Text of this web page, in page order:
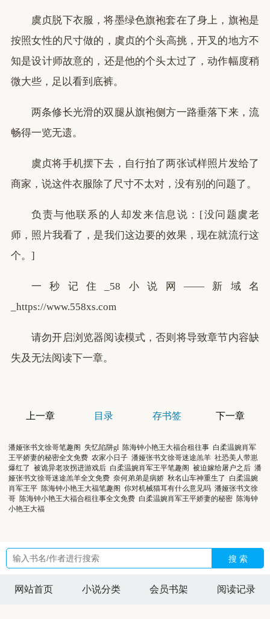
虞贞脱下衣服，将墨绿色旗袍套在了身上，旗袍是
按照女性的尺寸做的，虞贞的个头高挑，开叉的地方不
知是设计师故意的，还是他的个头太过了，动作幅度稍
微大些，足以看到底裤。
两条修长光滑的双腿从旗袍侧方一路垂落下来，流
畅得一览无遗。
虞贞将手机摆下去，自行拍了两张试样照片发给了
商家，说这件衣服除了尺寸不太对，没有别的问题了。
负责与他联系的人却发来信息说：[没问题虞老
师，照片我看了，是我们这边要的效果，现在就流行这
个。]
一秒记住_58小说网——新域名
_https://www.558xs.com
请勿开启浏览器阅读模式，否则将导致章节内容缺
失及无法阅读下一章。
上一章 目录 存书签 下一章
潘娅张书文徐哥笔趣阁 失忆陷阱gl 陈海钟小艳王大福合租往事 白柔温婉肖军
王平娇妻的秘密全文免费 农家小日子 潘娅张书文徐哥迷途羔羊 社恐美人带崽
爆红了 被诡异老攻拐进游戏后 白柔温婉肖军王平笔趣阁 被迫嫁给屠户之后 潘
娅张书文徐哥迷途羔羊全文免费 奈何弟弟是病娇 秋名山车神重生了
白柔温婉
肖军王平 陈海钟小艳王大福笔趣阁 你对机械猫耳有什么意见吗 潘娅张书文徐
哥 陈海钟小艳王大福合租往事全文免费 白柔温婉肖军王平娇妻的秘密 陈海钟
小艳王大福
搜 索
网站首页 小说分类 会员书架 阅读记录